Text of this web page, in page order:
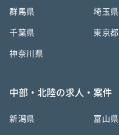
群馬県 埼玉県
千葉県 東京都
神奈川県
中部・北陸の求人・案件
新潟県 富山県